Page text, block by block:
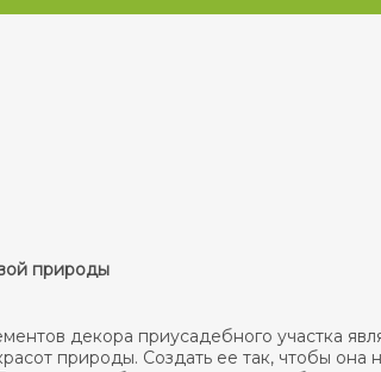
природы
декора приусадебного участка
природы. Создать ее так, чтобы она